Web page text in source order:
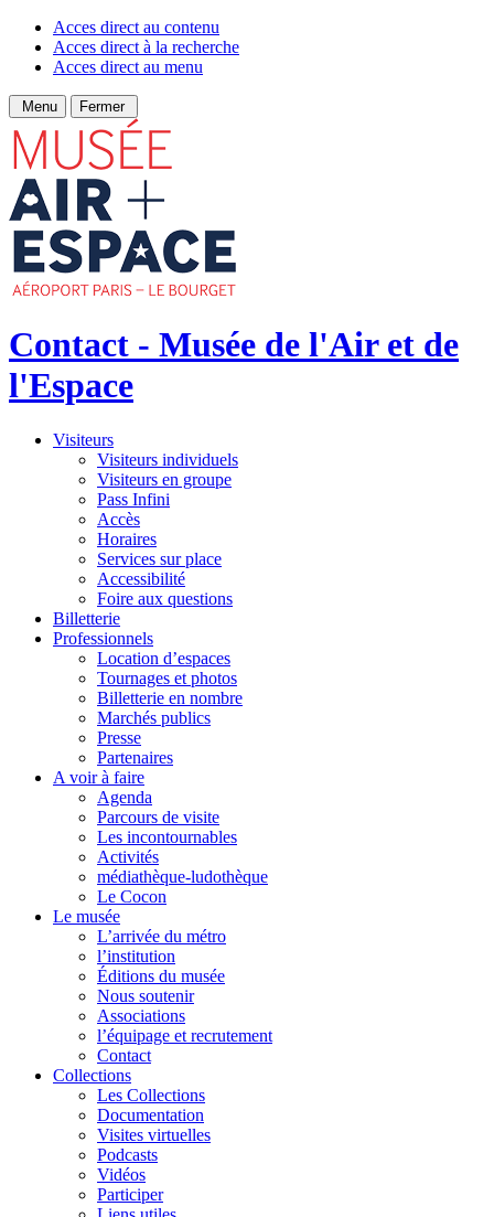
Acces direct au contenu
Acces direct à la recherche
Acces direct au menu
Menu Fermer
Contact - Musée de l'Air et de
l'Espace
Visiteurs
Visiteurs individuels
Visiteurs en groupe
Pass Infini
Accès
Horaires
Services sur place
Accessibilité
Foire aux questions
Billetterie
Professionnels
Location d’espaces
Tournages et photos
Billetterie en nombre
Marchés publics
Presse
Partenaires
A voir à faire
Agenda
Parcours de visite
Les incontournables
Activités
médiathèque-ludothèque
Le Cocon
Le musée
L’arrivée du métro
l’institution
Éditions du musée
Nous soutenir
Associations
l’équipage et recrutement
Contact
Collections
Les Collections
Documentation
Visites virtuelles
Podcasts
Vidéos
Participer